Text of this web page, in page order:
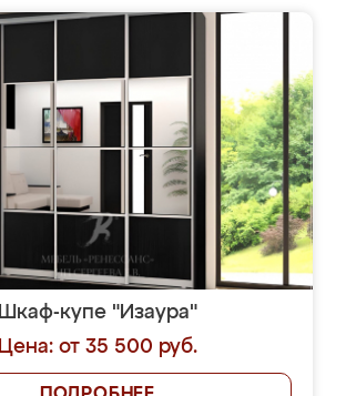
Шкаф-купе "Изаура"
Цена: от 35 500 руб.